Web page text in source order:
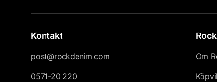
Kontakt
post@rockdenim.com
0571-20 220
Om